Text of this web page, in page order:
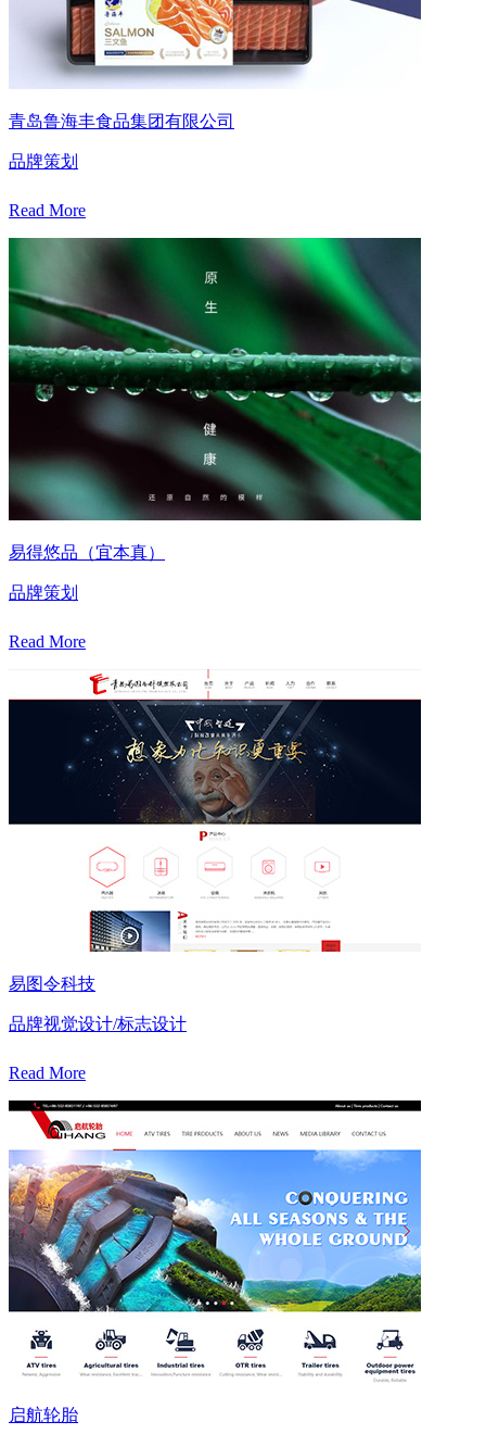
青岛鲁海丰食品集团有限公司
品牌策划
Read More
易得悠品（宜本真）
品牌策划
Read More
易图令科技
品牌视觉设计/标志设计
Read More
启航轮胎